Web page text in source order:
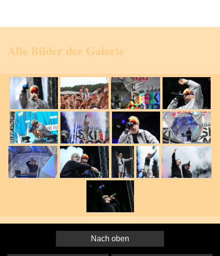
Alle Bilder der Galerie
Nach oben